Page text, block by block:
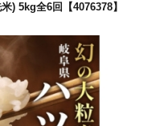
) 5kg全6回【4076378】